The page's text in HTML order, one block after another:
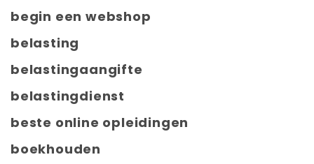
begin een webshop
belasting
belastingaangifte
belastingdienst
beste online opleidingen
boekhouden